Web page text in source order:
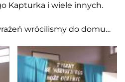
Kapturka i wiele innych.
wrócilismy do domu…